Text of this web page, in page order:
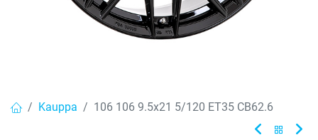
Kauppa 106 106 9.5x21 5/120 ET35 CB62.6